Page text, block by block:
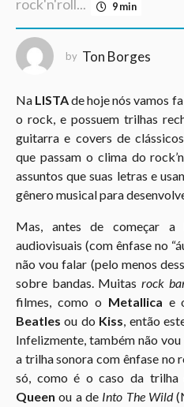
o
3
a
n
s
a
g
o
rock'n'roll...
9 min
by Ton Borges
Na LISTAde hoje nós vamos
o rock, e possuem trilhas
guitarra e covers de
que passam o clima do
assuntos que suas letras e
gênero musical para
Mas, antes de começar a
audiovisuais (com ênfase no
não vou falar (pelo menos
sobre bandas. Muitasrock
filmes, como o Metallica e
Beatles ou do Kiss, então
Infelizmente, também não
a trilha sonora com ênfase no
só, como é o caso da trilha
Queen ou a deInto The Wild